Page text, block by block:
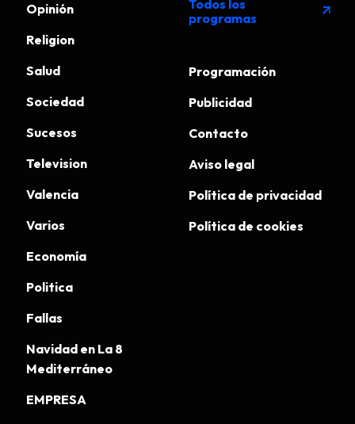
Opinión
Religion
Salud
Sociedad
Sucesos
Television
Valencia
Varios
Economía
Politica
Fallas
Navidad en La 8
Mediterráneo
EMPRESA
Todos los
programas
arrow_outward
Programación
Publicidad
Contacto
Aviso legal
Política de privacidad
Política de cookies